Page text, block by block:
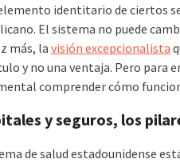
identitario de ciertos
El sistema no puede
más, lavisión excepcionalista
y no una ventaja. Pero para
comprender cómo
y seguros, los
de salud estadounidense